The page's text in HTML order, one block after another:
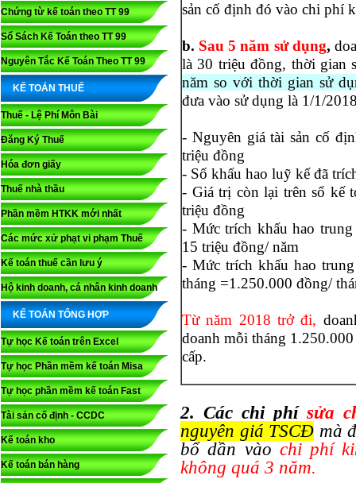
Chứng từ kế toán theo TT 99
Sổ Sách Kế Toán theo TT 99
Nguyên Tắc Kế Toán Theo TT 99
KẾ TOÁN THUẾ
Thuế - Lệ Phí Môn Bài
Đăng Ký Thuế
Hóa đơn giấy
Thuế nhà thầu
Phần mềm HTKK mới nhất
Các mức xử phạt vi phạm Thuế
Kế toán thuế cần lưu ý
Hộ kinh doanh, cá nhân kinh doanh
KẾ TOÁN TỔNG HỢP
Tự học Kế toán trên Excel
Tự học Phần mềm kế toán Misa
Tự học phần mềm kế toán Fast
Tài sản cố định - CCDC
Kế toán kho
Kế toán bán hàng
sản cố định đó vào chi phí
b. Sau 5 năm sử dụng,
là 30 triệu đồng, thời gian
năm so với thời gian sử
đưa vào sử dụng là 1/1/
- Nguyên giá tài sản cố
triệu đồng
- Số khấu hao luỹ kế đã
- Giá trị còn lại trên sổ kế
triệu đồng
- Mức trích khấu hao
15 triệu đồng/ năm
- Mức trích khấu hao
tháng =1.250.000 đồng/
Từ năm 2018 trở đi,
doanh mỗi tháng
cấp.
2. Các chi phí sửa
nguyên giá TSCĐ mà
bổ dần vào chi phí ki
không quá 3 năm.